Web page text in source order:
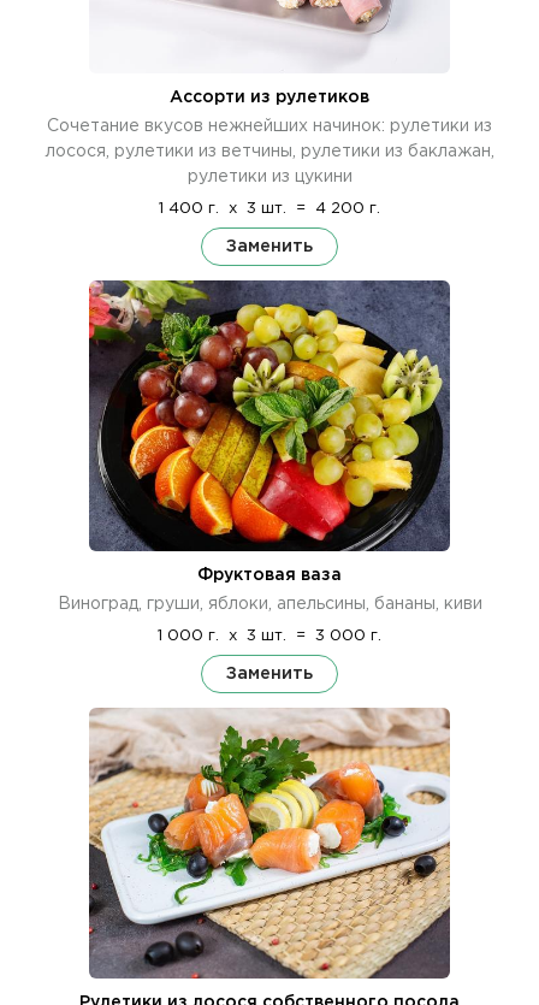
Ассорти из рулетиков
Сочетание вкусов нежнейших начинок: рулетики из
лосося, рулетики из ветчины, рулетики из баклажан,
рулетики из цукини
1 400 г. x 3 шт. = 4 200 г.
Заменить
Фруктовая ваза
Виноград, груши, яблоки, апельсины, бананы, киви
1 000 г. x 3 шт. = 3 000 г.
Заменить